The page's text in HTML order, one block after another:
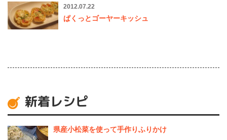
2012.07.22
ぱくっとゴーヤーキッシュ
新着レシピ
県産⼩松菜を使って⼿作りふりかけ